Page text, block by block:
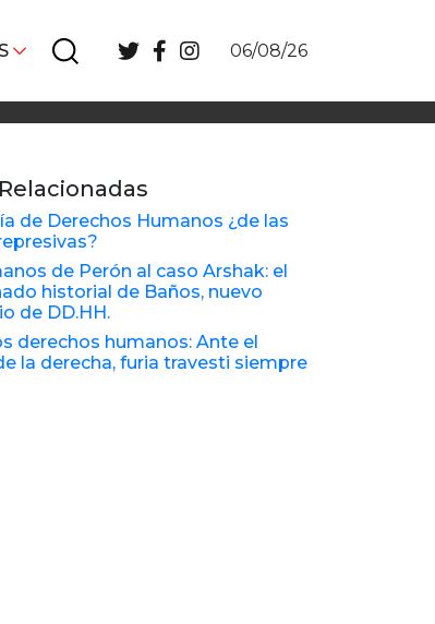
06/08/26
de Derechos Humanos ¿de las
de Perón al caso Arshak: el
historial de Baños, nuevo
de DD.HH.
derechos humanos: Ante el
la derecha, furia travesti siempre